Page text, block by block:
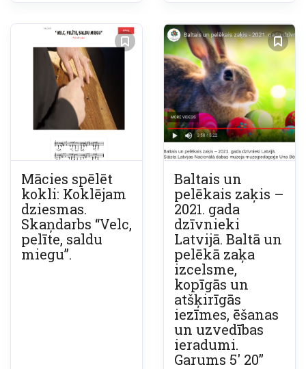
Mācies spēlēt
kokli: Koklējam
dziesmas.
Skaņdarbs “Velc,
pelīte, saldu
miegu”.
Baltais un
pelēkais zaķis –
2021. gada
dzīvnieki
Latvijā. Baltā un
pelēkā zaķa
izcelsme,
kopīgās un
atšķirīgās
iezīmes, ēšanas
un uzvedības
ieradumi.
Garums 5′ 20”